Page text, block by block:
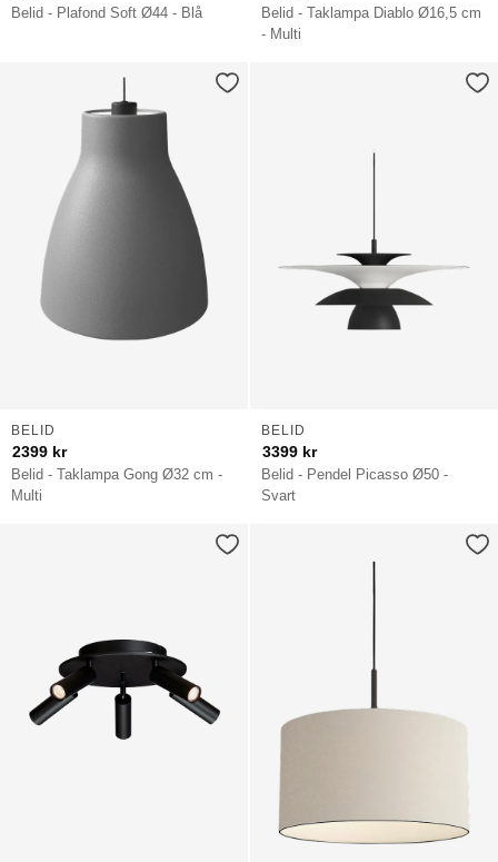
Belid - Plafond Soft Ø44 - Blå
Belid - Taklampa Diablo Ø16,5 cm
- Multi
Belid - Taklampa Gong Ø32 cm -
Multi
BELID
2399 kr
Belid - Pendel Picasso Ø50 -
Svart
BELID
3399 kr